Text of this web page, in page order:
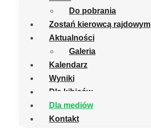
Do pobrania
Zostań kierowcą rajdowym
Aktualności
Galeria
Kalendarz
Wyniki
Dla kibiców
Dla mediów
Kontakt